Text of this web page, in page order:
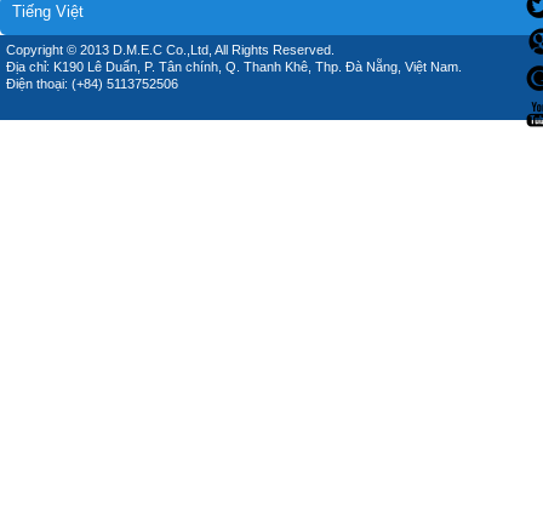
Tiếng Việt
Copyright © 2013 D.M.E.C Co.,Ltd, All Rights Reserved.
Địa chỉ: K190 Lê Duẩn, P. Tân chính, Q. Thanh Khê, Thp. Đà Nẵng, Việt Nam.
Điện thoại: (+84) 5113752506